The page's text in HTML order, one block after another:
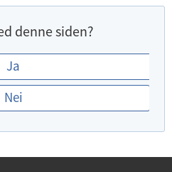
denne siden?
Ja
Nei